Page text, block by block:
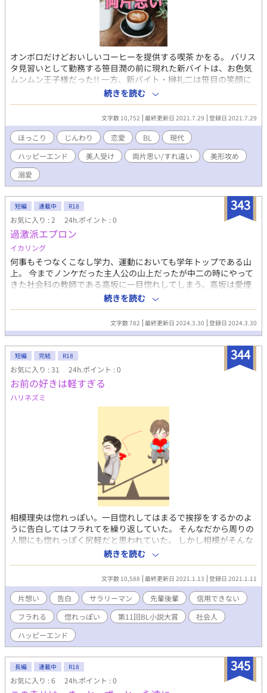
オンボロだけどおいしいコーヒーを提供する喫茶 かをる。 バリス
タ見習いとして勤務する笹目潤の前に現れた新バイトは、お色気
ムンムン王子様だった!! 一方、新バイト・榊礼二は笹目の笑顔に
一目惚れ。彼を神聖視して見守る日々を過ごすのであった――。
誤解に次ぐ誤解を重ねていく2人の、前途多難な恋はいかに!? は
たから見たら、肉食系美形男子×色素薄い優し気男子のじれきゅ
んラブ。 その実情は、変わり者ピュアこじらせ男子×妄想癖スケ
ベネガ男子のすれ違いまくりラブ！ ※この作品はpixivやムーンラ
イトノベルズにも掲載しています。ほぼ同時進行です。 ※バリス
タの知識はありません。想像で書いてるので、そのように解釈し
ていただけると幸いです。 ※誤字、誤用あれば教えてもらえると
非常に助かります。
続きを読む
文字数 10,752 最終更新日 2021.7.29 登録日 2021.7.29
ほっこり じんわり 恋愛 BL
現代
ハッピーエンド
美人受け 両片思い/すれ違い
美形攻め
溺愛
343
短編 連載中 R18
お気に入り : 2 24h.ポイント : 0
過激派エプロン
イカリング
何事もそつなくこなし学力、運動においても学年トップである山
上。 今までノンケだった主人公の山上だったが中二の時にやって
きた社会科の教師である高坂に一目惚れしてしまう。高坂は愛煙
家であり中学生ということも相まって高坂のふざけた話をしてい
る同級生達に苛立ちを感じながらも親友の鈴本にはこの感情を打
ち明けた。しかし鈴本は出会った頃から山内に惚れていたことを
知る。 タイトルにたいした意味は無いです。まぁいつか裸エプロ
続きを読む
文字数 782 最終更新日 2024.3.30 登録日 2024.3.30
344
短編 完結 R18
お気に入り : 31 24h.ポイント : 0
お前の好きは軽すぎる
ハリネズミ
相模理央は惚れっぽい。一目惚れしてはまるで挨拶をするかのよ
うに告白してはフラれてを繰り返していた。 そんなだから周りの
人間にも惚れっぽく尻軽だと思われていた。 しかし相模がそんな
事を繰り返すのには理由があって……。 不器用な大人の片恋ラブ
ストーリーです。
続きを読む
文字数 10,588 最終更新日 2021.1.13 登録日 2021.1.11
片想い 告白 サラリーマン 先輩後輩
信用できない
フラれる
惚れっぽい 第11回BL小説大賞
社会人
ハッピーエンド
345
長編 連載中 R18
お気に入り : 6 24h.ポイント : 0